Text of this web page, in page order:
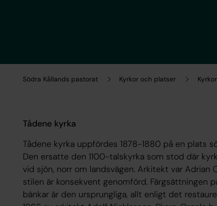
Södra Kållands pastorat Kyrkor och platser Kyrkor
Tådene kyrka
Tådene kyrka uppfördes 1878-1880 på en plats
Den ersatte den 1100-talskyrka som stod där
vid sjön, norr om landsvägen. Arkitekt var Adrian
stilen är konsekvent genomförd. Färgsättningen
bänkar är den ursprungliga, allt enligt det